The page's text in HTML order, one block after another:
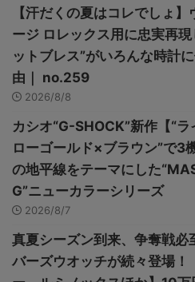
【汗だくの夏はコレでしょ】
ージ ロレックス用に忠実再現
ットブレス”がいろんな時計
由｜ no.259
2026/8/8
カシオ“G-SHOCK”新作【“ラ
ローゴールド×ブラウン”で3
の地平線をテーマにした
G”ニューカラーシリーズ
2026/8/7
真夏シーズン到来、争奪戦必
バーズウオッチが続々登場！